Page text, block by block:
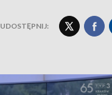
UDOSTĘPNIJ: